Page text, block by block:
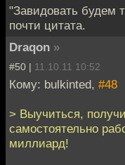
"Завидовать будем
почти цитата.
Draqon »
#50 | 11.10.11 10:52
Кому: bulkinted, #48
> Выучиться,
самостоятельно
миллиард!